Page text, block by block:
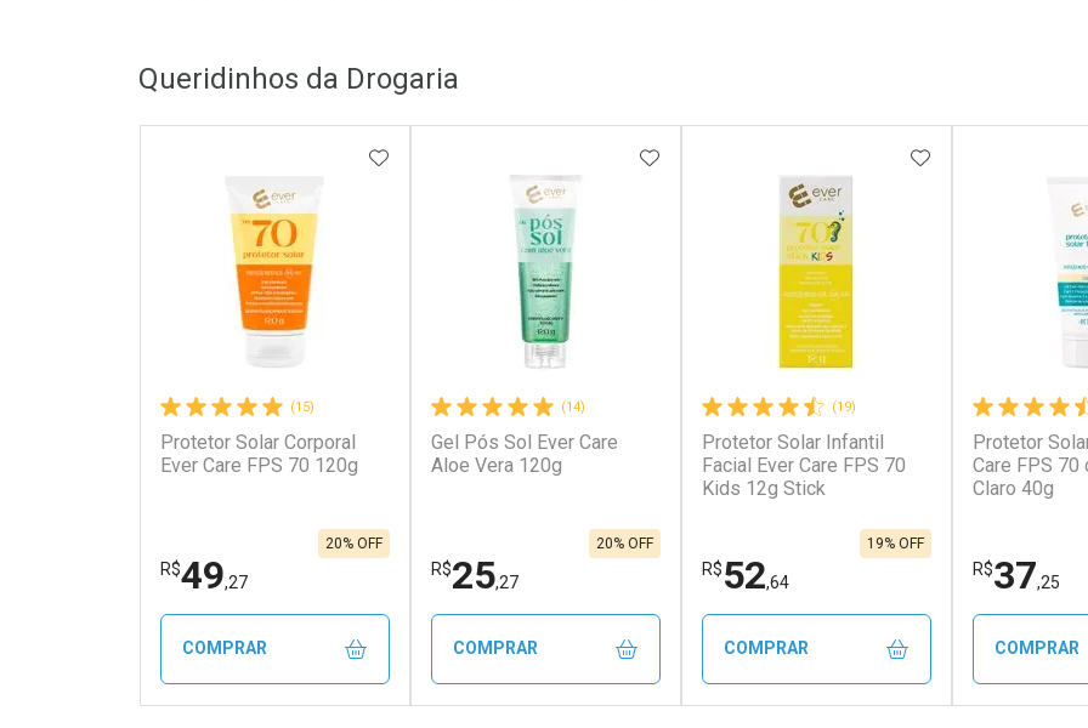
Queridinhos da Drogaria
(15)
Protetor Solar Corporal
Ever Care FPS 70 120g
R$49,27
20% OFF
ADICIONAR AOS FAVORITOS
COMPRAR
(14)
Gel Pós Sol Ever Care
Aloe Vera 120g
R$25,27
20% OFF
ADICIONAR AOS FAVORITOS
COMPRAR
(19)
Protetor Solar Infantil
Facial Ever Care FPS 70
Kids 12g Stick
R$52,64
19% OFF
ADICIONAR AOS
COMPRAR
Protetor
Care FPS 70
Claro 40g
R$37,25
COMPRAR